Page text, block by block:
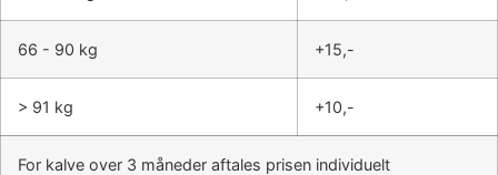
66 - 90 kg +15,-
> 91 kg +10,-
For kalve over 3 måneder aftales prisen individuelt